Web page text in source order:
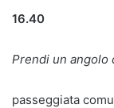
16.40
Prendi un angolo
passeggiata